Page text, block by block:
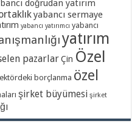
Anlattı – Dünya Gazetesi
Artırmak – Hürriyet Gazetesi
Dağlıoğlu: Globalturk Capital’in
doğrudan yatırım
yabancı sermaye
yabancı yatırımcı yabancı
yatırım
pazarlar Çin Özel
borçlanma özel
şirket büyümesi şirket